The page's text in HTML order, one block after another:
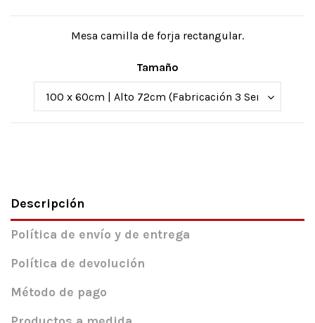
Mesa camilla de forja rectangular.
Tamaño
Descripción
Política de envío y de entrega
Política de devolución
Método de pago